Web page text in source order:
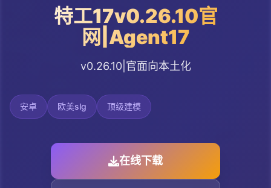
特工17v0.26.10官
网|Agent17
v0.26.10|官面向本土化
安卓 欧美slg 顶级建模
在线下载